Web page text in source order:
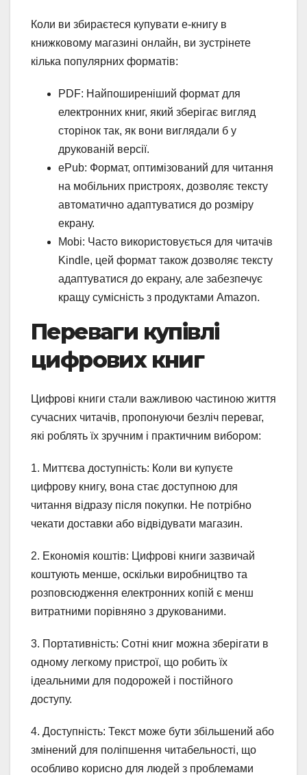
Коли ви збираєтеся купувати е-книгу в
книжковому магазині онлайн, ви зустрінете
кілька популярних форматів:
PDF: Найпоширеніший формат для
електронних книг, який зберігає вигляд
сторінок так, як вони виглядали б у
друкованій версії.
ePub: Формат, оптимізований для читання
на мобільних пристроях, дозволяє тексту
автоматично адаптуватися до розміру
екрану.
Mobi: Часто використовується для читачів
Kindle, цей формат також дозволяє тексту
адаптуватися до екрану, але забезпечує
кращу сумісність з продуктами Amazon.
Переваги купівлі
цифрових книг
Цифрові книги стали важливою частиною життя
сучасних читачів, пропонуючи безліч переваг,
які роблять їх зручним і практичним вибором:
1. Миттєва доступність: Коли ви купуєте
цифрову книгу, вона стає доступною для
читання відразу після покупки. Не потрібно
чекати доставки або відвідувати магазин.
2. Економія коштів: Цифрові книги зазвичай
коштують менше, оскільки виробництво та
розповсюдження електронних копій є менш
витратними порівняно з друкованими.
3. Портативність: Сотні книг можна зберігати в
одному легкому пристрої, що робить їх
ідеальними для подорожей і постійного
доступу.
4. Доступність: Текст може бути збільшений або
змінений для поліпшення читабельності, що
особливо корисно для людей з проблемами